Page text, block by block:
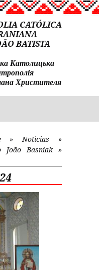
CATÓLICA
BATISTA
Католицька
Христителя
» Noticias »
João Basniak»